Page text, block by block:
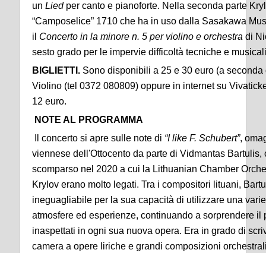
un Liedper canto e pianoforte. Nella seconda parte
“Camposelice” 1710 che ha in uso dalla Sasakawa
il Concerto in la minore n. 5 per violino e orchestra di
sesto grado per le impervie difficoltà tecniche e
BIGLIETTI. Sono disponibili a 25 e 30 euro (a
Violino (tel 0372 080809) oppure in internet su
12 euro.
NOTE AL PROGRAMMA
Il concerto si apre sulle note di “I like F. Schubert”,
viennese dell'Ottocento da parte di Vidmantas Bartulis,
scomparso nel 2020 a cui la Lithuanian Chamber
Krylov erano molto legati. Tra i compositori lituani,
ineguagliabile per la sua capacità di utilizzare una
atmosfere ed esperienze, continuando a sorprendere
inaspettati in ogni sua nuova opera. Era in grado di
camera a opere liriche e grandi composizioni